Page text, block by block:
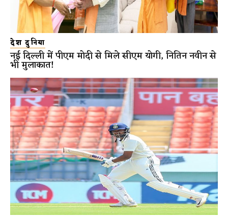
देश दुनिया
नई दिल्ली में पीएम मोदी से मिले सीएम योगी, नितिन नवीन से
भी मुलाकात!